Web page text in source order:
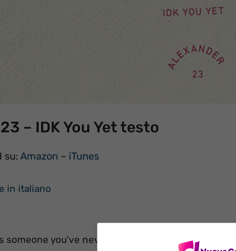
– IDK You Yet testo
su: Amazon – iTunes
in italiano
someone you’ve never met?